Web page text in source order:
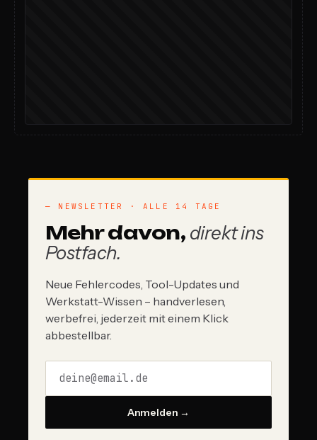
— NEWSLETTER · ALLE 14 TAGE
Mehr davon, direkt ins
Postfach.
Neue Fehlercodes, Tool-Updates und
Werkstatt-Wissen – handverlesen,
werbefrei, jederzeit mit einem Klick
abbestellbar.
Anmelden →